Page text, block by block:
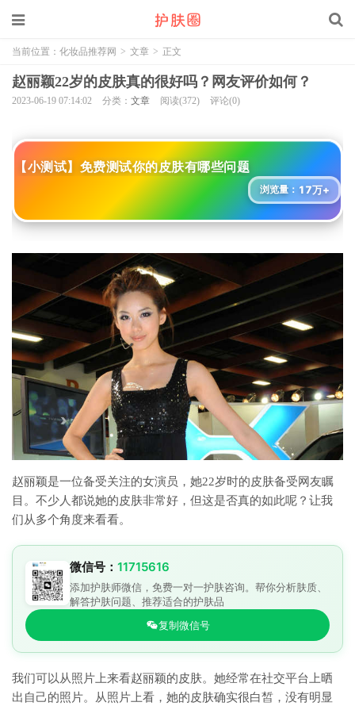
当前位置： 化妆品推荐网 > 文章 > 正文
赵丽颖22岁的皮肤真的很好吗？网友评价如何？
2023-06-19 07:14:02 分类： 文章 阅读(372) 评论(0)
【小测试】免费测试你的皮肤有哪些问题
浏览量： 17万+
赵丽颖是一位备受关注的女演员，她22岁时的皮肤备受网友瞩
目。不少人都说她的皮肤非常好，但这是否真的如此呢？让我
们从多个角度来看看。
微信号： 11715616
添加护肤师微信，免费一对一护肤咨询。帮你分析肤质、
解答护肤问题、推荐适合的护肤品
复制微信号
我们可以从照片上来看赵丽颖的皮肤。她经常在社交平台上晒
出自己的照片。从照片上看，她的皮肤确实很白皙，没有明显